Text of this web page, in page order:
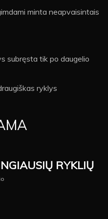
minta neapvaisintais
subręsta tik po daugelio
ryklys
RYKLIŲ